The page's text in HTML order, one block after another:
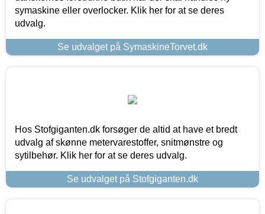
symaskine eller overlocker. Klik her for at se deres
udvalg.
Se udvalget på SymaskineTorvet.dk
Hos Stofgiganten.dk forsøger de altid at have et bredt
udvalg af skønne metervarestoffer, snitmønstre og
sytilbehør. Klik her for at se deres udvalg.
Se udvalget på Stofgiganten.dk